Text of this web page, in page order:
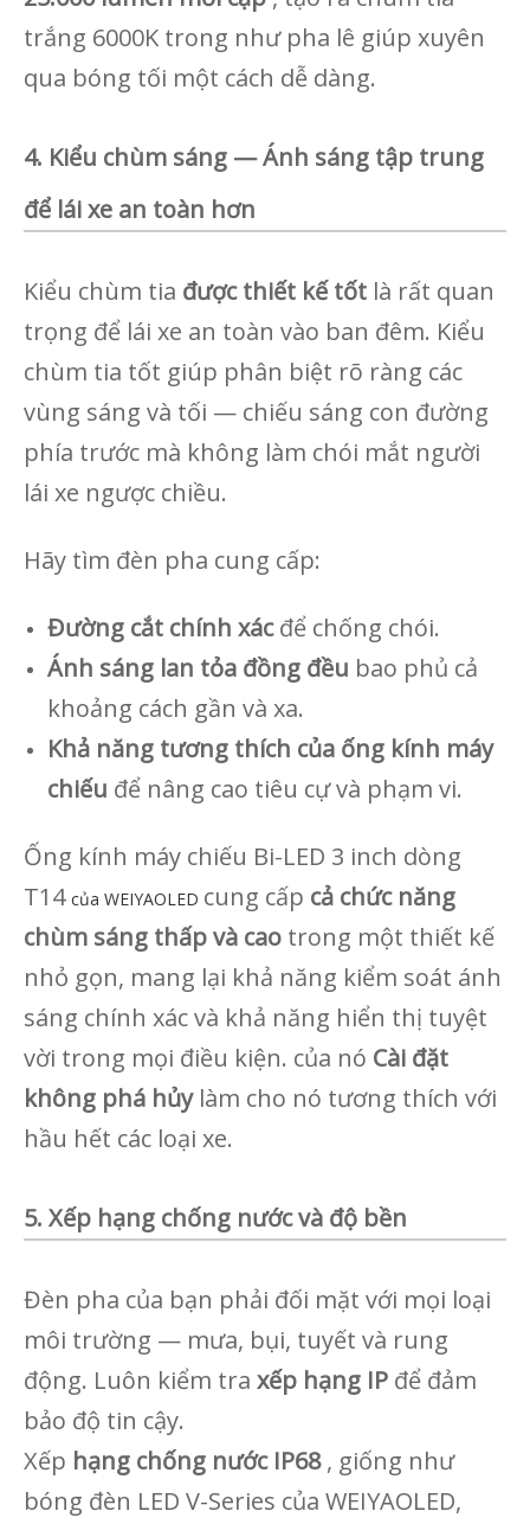
trắng 6000K trong như pha lê giúp xuyên
qua bóng tối một cách dễ dàng.
4. Kiểu chùm sáng — Ánh sáng tập trung
để lái xe an toàn hơn
Kiểu chùm tia được thiết kế tốt là rất quan
trọng để lái xe an toàn vào ban đêm. Kiểu
chùm tia tốt giúp phân biệt rõ ràng các
vùng sáng và tối — chiếu sáng con đường
phía trước mà không làm chói mắt người
lái xe ngược chiều.
Hãy tìm đèn pha cung cấp:
Đường cắt chính xácđể chống chói.
Ánh sáng lan tỏa đồng đều bao phủ cả
khoảng cách gần và xa.
Khả năng tương thích của ống kính máy
chiếu để nâng cao tiêu cự và phạm vi.
Ống kính máy chiếu Bi-LED 3 inch dòng
T14 của WEIYAOLED cung cấp cả chức năng
chùm sáng thấp và cao trong một thiết kế
nhỏ gọn, mang lại khả năng kiểm soát ánh
sáng chính xác và khả năng hiển thị tuyệt
vời trong mọi điều kiện. của nó Cài đặt
không phá hủy làm cho nó tương thích với
hầu hết các loại xe.
5. Xếp hạng chống nước và độ bền
Đèn pha của bạn phải đối mặt với mọi loại
môi trường — mưa, bụi, tuyết và rung
động. Luôn kiểm tra xếp hạng IP để đảm
bảo độ tin cậy.
Xếp hạng chống nước IP68, giống như
bóng đèn LED V-Series của WEIYAOLED,